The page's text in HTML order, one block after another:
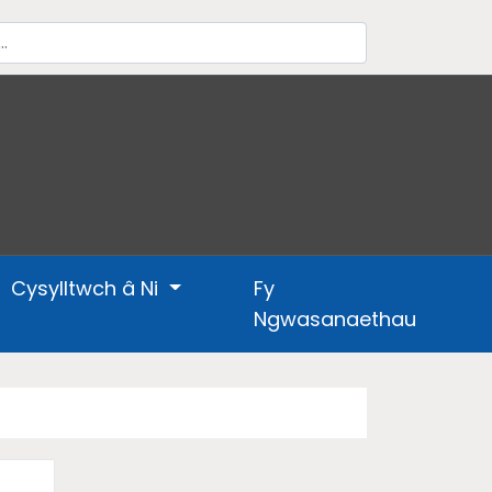
Cysylltwch â Ni
Fy
Ngwasanaethau